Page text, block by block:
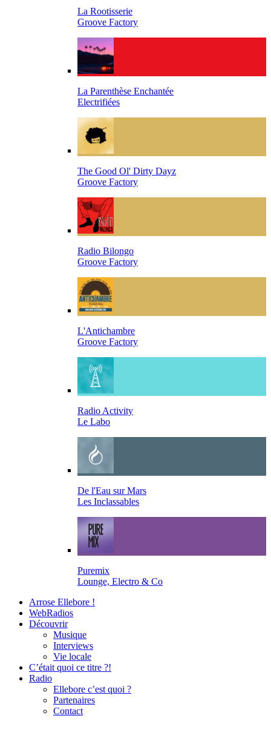
La Rootisserie
Groove Factory
La Parenthèse Enchantée
Electrifiées
The Good Ol' Dirty Dayz
Groove Factory
Radio Bilongo
Groove Factory
L'Antichambre
Groove Factory
Radio Activity
Le Labo
De l'Eau sur Mars
Les Inclassables
Puremix
Lounge, Electro & Co
Arrose Ellebore !
WebRadios
Découvrir
Musique
Interviews
Vie locale
C’était quoi ce titre ?!
Radio
Ellebore c’est quoi ?
Partenaires
Contact